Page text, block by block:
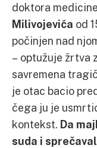
doktora
Milivojevića od
počinjen nad
– optužuje žrtva
savremena
je otac bacio
čega ju je
kontekst. Da
suda i